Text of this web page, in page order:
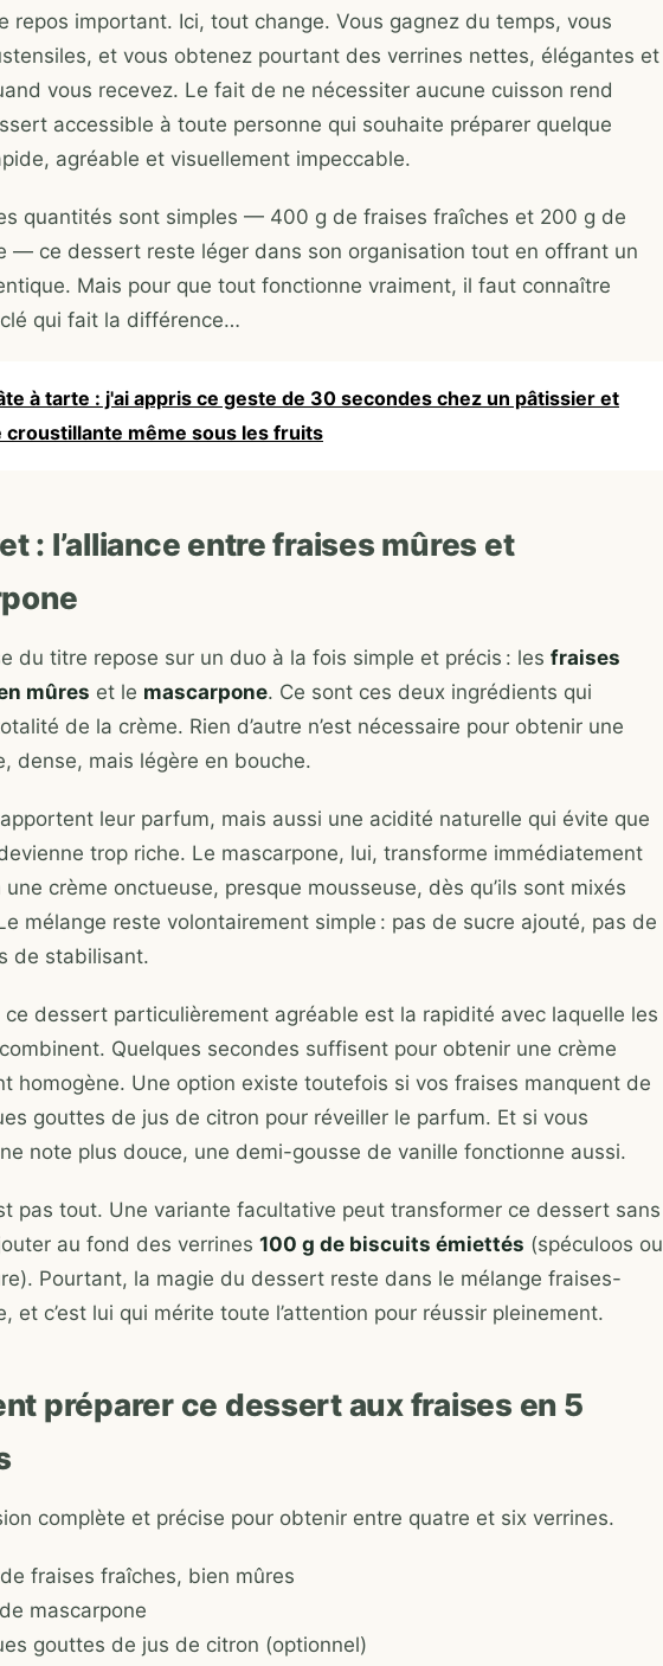
repos important. Ici, tout change. Vous gagnez du temps, vous
et vous obtenez pourtant des verrines nettes, élégantes et
vous recevez. Le fait de ne nécessiter aucune cuisson rend
accessible à toute personne qui souhaite préparer quelque
agréable et visuellement impeccable.
quantités sont simples — 400 g de fraises fraîches et 200 g de
— ce dessert reste léger dans son organisation tout en offrant un
Mais pour que tout fonctionne vraiment, il faut connaître
clé qui fait la différence…
à tarte : j'ai appris ce geste de 30 secondes chez un pâtissier et
croustillante même sous les fruits
: l’alliance entre fraises mûres et
du titre repose sur un duo à la fois simple et précis : les fraises
mûres et le mascarpone. Ce sont ces deux ingrédients qui
de la crème. Rien d’autre n’est nécessaire pour obtenir une
dense, mais légère en bouche.
leur parfum, mais aussi une acidité naturelle qui évite que
trop riche. Le mascarpone, lui, transforme immédiatement
crème onctueuse, presque mousseuse, dès qu’ils sont mixés
mélange reste volontairement simple : pas de sucre ajouté, pas de
de stabilisant.
ce dessert particulièrement agréable est la rapidité avec laquelle les
Quelques secondes suffisent pour obtenir une crème
homogène. Une option existe toutefois si vos fraises manquent de
gouttes de jus de citron pour réveiller le parfum. Et si vous
note plus douce, une demi-gousse de vanille fonctionne aussi.
pas tout. Une variante facultative peut transformer ce dessert sans
au fond des verrines 100 g de biscuits émiettés (spéculoos ou
Pourtant, la magie du dessert reste dans le mélange fraises-
et c’est lui qui mérite toute l’attention pour réussir pleinement.
préparer ce dessert aux fraises en 5
complète et précise pour obtenir entre quatre et six verrines.
fraises fraîches, bien mûres
mascarpone
gouttes de jus de citron (optionnel)